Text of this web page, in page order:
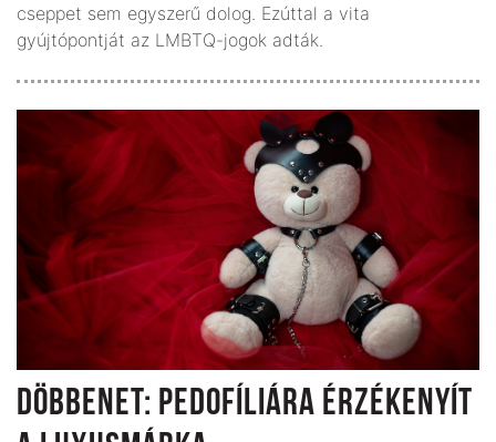
cseppet sem egyszerű dolog. Ezúttal a vita
gyújtópontját az LMBTQ-jogok adták.
DÖBBENET: PEDOFÍLIÁRA ÉRZÉKENYÍT